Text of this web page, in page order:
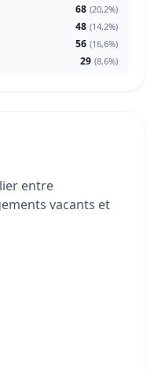
68 (20,2%)
48 (14,2%)
56 (16,6%)
29 (8,6%)
entre
vacants et